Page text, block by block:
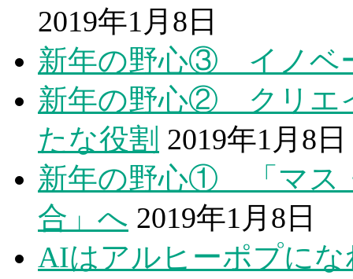
2019年1月8日
新年の野心③ イノベ
新年の野心② クリエ
たな役割 2019年1月8日
新年の野心① 「マス
合」へ 2019年1月8日
AIはアルヒーポプに